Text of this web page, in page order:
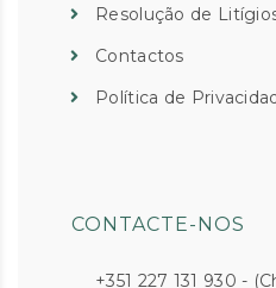
Resolução de
Contactos
Política de
CONTACTE-NOS
+351 227 131 930 -